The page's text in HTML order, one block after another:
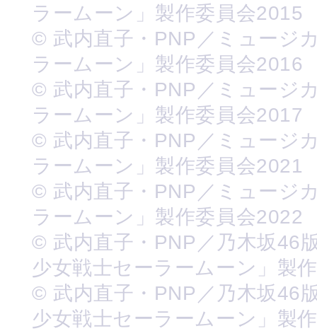
ラームーン」製作委員会2015
© 武内直子・PNP／ミュージ
ラームーン」製作委員会2016
© 武内直子・PNP／ミュージ
ラームーン」製作委員会2017
© 武内直子・PNP／ミュージ
ラームーン」製作委員会2021
© 武内直子・PNP／ミュージ
ラームーン」製作委員会2022
© 武内直子・PNP／乃木坂46
少女戦士セーラームーン」製
© 武内直子・PNP／乃木坂46
少女戦士セーラームーン」製